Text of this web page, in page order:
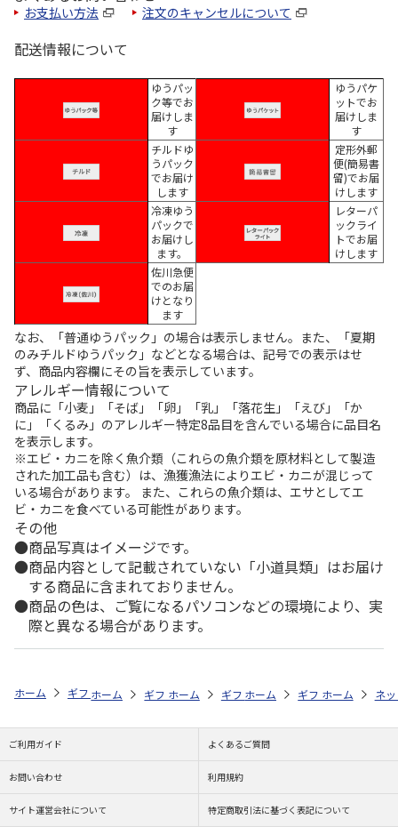
お支払い方法 注文のキャンセルについて
配送情報について
ゆうパッ
ク等でお
届けしま
す
ゆうパケ
ットでお
届けしま
す
チルドゆ
うパック
でお届け
します
定形外郵
便(簡易書
留)でお届
けします
冷凍ゆう
パックで
お届けし
ます。
レターパ
ックライ
トでお届
けします
佐川急便
でのお届
けとなり
ます
なお、「普通ゆうパック」の場合は表示しません。また、「夏期
のみチルドゆうパック」などとなる場合は、記号での表示はせ
ず、商品内容欄にその旨を表示しています。
アレルギー情報について
商品に「小麦」「そば」「卵」「乳」「落花生」「えび」「か
に」「くるみ」のアレルギー特定8品目を含んでいる場合に品目名
を表示します。
※エビ・カニを除く魚介類（これらの魚介類を原材料として製造
された加工品も含む）は、漁獲漁法によりエビ・カニが混じって
いる場合があります。 また、これらの魚介類は、エサとしてエ
ビ・カニを食べている可能性があります。
その他
商品写真はイメージです。
商品内容として記載されていない「小道具類」はお届け
する商品に含まれておりません。
商品の色は、ご覧になるパソコンなどの環境により、実
際と異なる場合があります。
ホーム ギフトストア お中元・夏ギフト特集 2026 ドリンク ＜
ホーム ギフトストア お中元・夏ギフト特集 2026
ホーム ギフトストア お中元・夏ギフト
ホーム ギフトストア お
ホーム ネ
ご利用ガイド よくあるご質問
お問い合わせ 利用規約
サイト運営会社について 特定商取引法に基づく表記について